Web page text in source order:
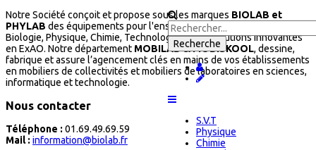
S.V.T
Physique
Chimie
Notre Société conçoit et propose sous les marques BIOLAB et
PHYLAB des équipements pour l'enseignement des sciences en
Biologie, Physique, Chimie, Technologie et des solutions innovantes
en ExAO. Notre département MOBILAB & MOBISKOOL, dessine,
fabrique et assure l’agencement clés en mains de vos établissements
en mobiliers de collectivités et mobiliers de laboratoires en sciences,
informatique et technologie.
Nous contacter
Téléphone : 01.69.49.69.59
Mail : information@biolab.fr